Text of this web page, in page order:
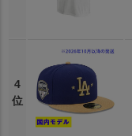
4
位